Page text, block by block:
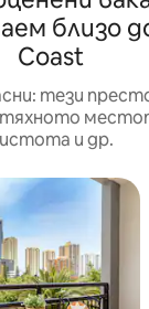
близо
Coast
тези
тяхното
и др.